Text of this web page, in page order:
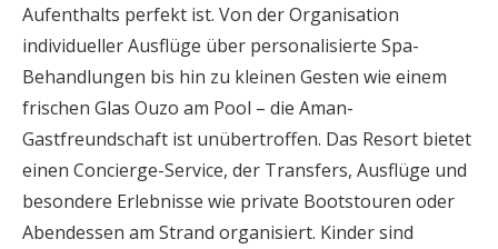
Aufenthalts perfekt ist. Von der Organisation
individueller Ausflüge über personalisierte Spa-
Behandlungen bis hin zu kleinen Gesten wie einem
frischen Glas Ouzo am Pool – die Aman-
Gastfreundschaft ist unübertroffen. Das Resort bietet
einen Concierge-Service, der Transfers, Ausflüge und
besondere Erlebnisse wie private Bootstouren oder
Abendessen am Strand organisiert. Kinder sind